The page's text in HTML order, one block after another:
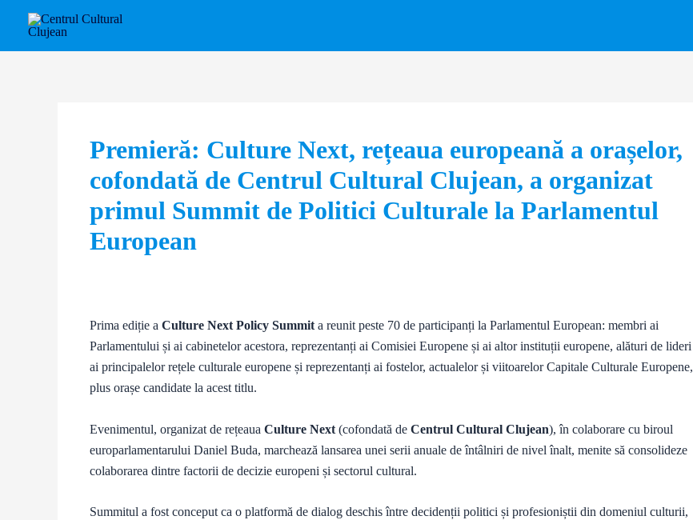
content
Premieră: Culture Next, rețeaua europeană a orașelor,
cofondată de Centrul Cultural Clujean, a organizat
primul Summit de Politici Culturale la Parlamentul
European
Prima ediție a Culture Next Policy Summit a reunit peste 70 de participanți la Parlamentul European: membri ai
Parlamentului și ai cabinetelor acestora, reprezentanți ai Comisiei Europene și ai altor instituții europene, alături de lideri
ai principalelor rețele culturale europene și reprezentanți ai fostelor, actualelor și viitoarelor Capitale Culturale Europene,
plus orașe candidate la acest titlu.
Evenimentul, organizat de rețeaua Culture Next (cofondată de Centrul Cultural Clujean), în colaborare cu biroul
europarlamentarului Daniel Buda, marchează lansarea unei serii anuale de întâlniri de nivel înalt, menite să consolideze
colaborarea dintre factorii de decizie europeni și sectorul cultural.
Summitul a fost conceput ca o platformă de dialog deschis între decidenții politici și profesioniștii din domeniul culturii,
navigation